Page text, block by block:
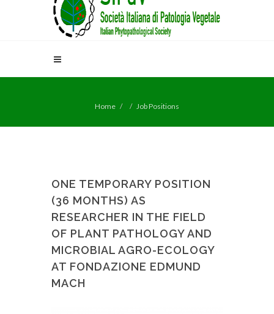
Home Job Positions
ONE TEMPORARY POSITION
(36 MONTHS) AS
RESEARCHER IN THE FIELD
OF PLANT PATHOLOGY AND
MICROBIAL AGRO-ECOLOGY
AT FONDAZIONE EDMUND
MACH